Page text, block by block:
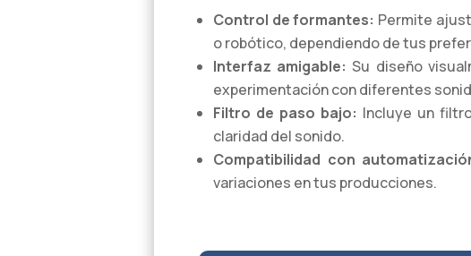
Control de formantes: Permite
o robótico, dependiendo de tus
Interfaz amigable: Su diseño
experimentación con diferentes
Filtro de paso bajo: Incluye un
claridad del sonido.
Compatibilidad con
variaciones en tus producciones.